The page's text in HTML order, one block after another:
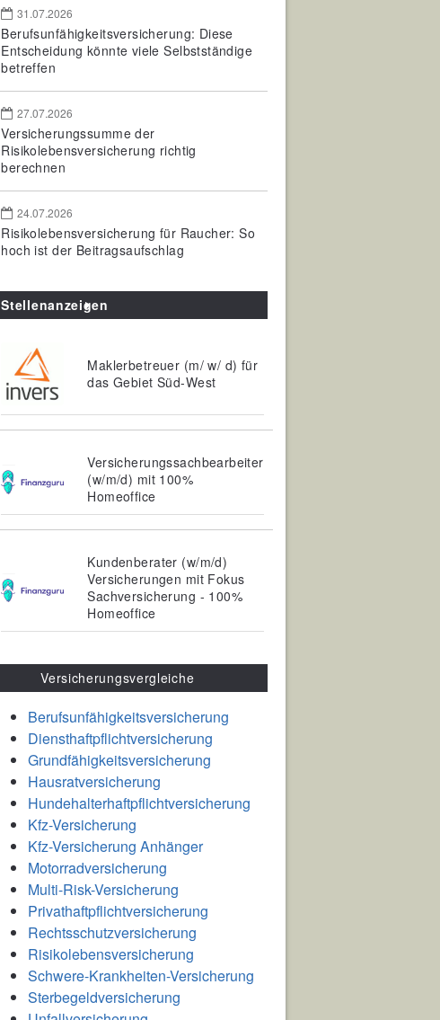
31.07.2026
Berufsunfähigkeitsversicherung: Diese
Entscheidung könnte viele Selbstständige
betreffen
27.07.2026
Versicherungssumme der
Risikolebensversicherung richtig
berechnen
24.07.2026
Risikolebensversicherung für Raucher: So
hoch ist der Beitragsaufschlag
Stellenanzeigen
Maklerbetreuer (m/ w/ d) für
das Gebiet Süd-West
Versicherungssachbearbeiter
(w/m/d) mit 100%
Homeoffice
Kundenberater (w/m/d)
Versicherungen mit Fokus
Sachversicherung - 100%
Homeoffice
Versicherungsvergleiche
Berufsunfähigkeitsversicherung
Diensthaftpflichtversicherung
Grundfähigkeitsversicherung
Hausratversicherung
Hundehalterhaftpflichtversicherung
Kfz-Versicherung
Kfz-Versicherung Anhänger
Motorradversicherung
Multi-Risk-Versicherung
Privathaftpflichtversicherung
Rechtsschutzversicherung
Risikolebensversicherung
Schwere-Krankheiten-Versicherung
Sterbegeldversicherung